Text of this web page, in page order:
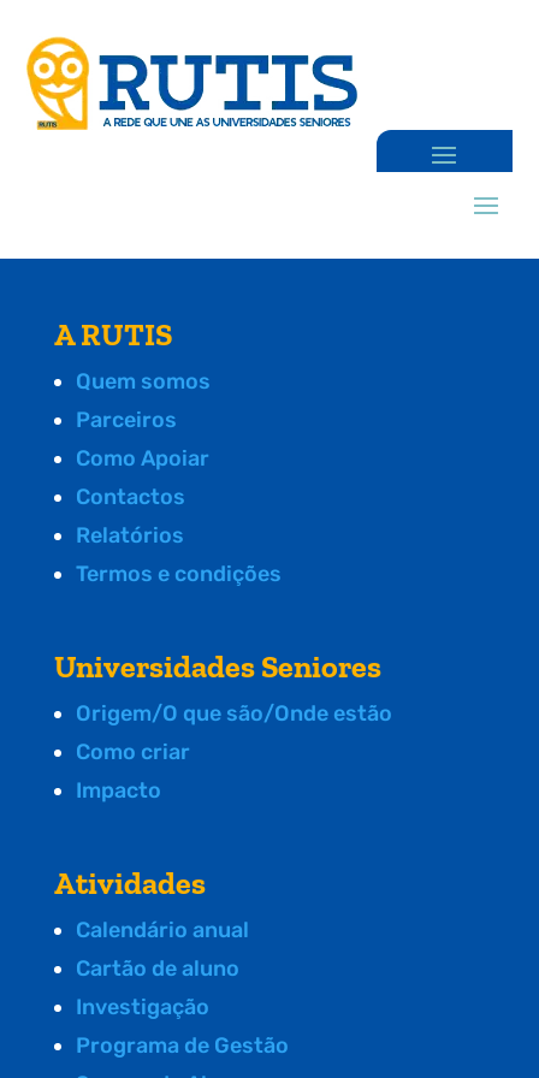
A RUTIS
Quem somos
Parceiros
Como Apoiar
Contactos
Relatórios
Termos e condições
Universidades Seniores
Origem/O que são/Onde estão
Como criar
Impacto
Atividades
Calendário anual
Cartão de aluno
Investigação
Programa de Gestão